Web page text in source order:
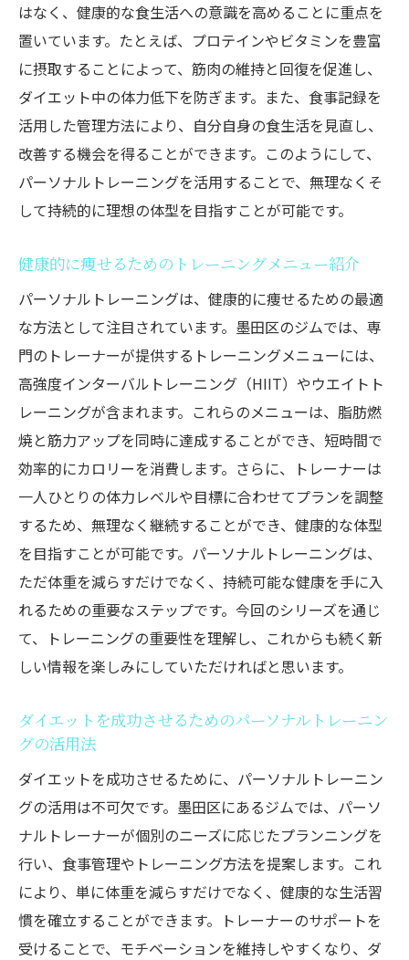
はなく、健康的な食生活への意識を高めることに重点を
置いています。たとえば、プロテインやビタミンを豊富
に摂取することによって、筋肉の維持と回復を促進し、
ダイエット中の体力低下を防ぎます。また、食事記録を
活用した管理方法により、自分自身の食生活を見直し、
改善する機会を得ることができます。このようにして、
パーソナルトレーニングを活用することで、無理なくそ
して持続的に理想の体型を目指すことが可能です。
健康的に痩せるためのトレーニングメニュー紹介
パーソナルトレーニングは、健康的に痩せるための最適
な方法として注目されています。墨田区のジムでは、専
門のトレーナーが提供するトレーニングメニューには、
高強度インターバルトレーニング（HIIT）やウエイトト
レーニングが含まれます。これらのメニューは、脂肪燃
焼と筋力アップを同時に達成することができ、短時間で
効率的にカロリーを消費します。さらに、トレーナーは
一人ひとりの体力レベルや目標に合わせてプランを調整
するため、無理なく継続することができ、健康的な体型
を目指すことが可能です。パーソナルトレーニングは、
ただ体重を減らすだけでなく、持続可能な健康を手に入
れるための重要なステップです。今回のシリーズを通じ
て、トレーニングの重要性を理解し、これからも続く新
しい情報を楽しみにしていただければと思います。
ダイエットを成功させるためのパーソナルトレーニン
グの活用法
ダイエットを成功させるために、パーソナルトレーニン
グの活用は不可欠です。墨田区にあるジムでは、パーソ
ナルトレーナーが個別のニーズに応じたプランニングを
行い、食事管理やトレーニング方法を提案します。これ
により、単に体重を減らすだけでなく、健康的な生活習
慣を確立することができます。トレーナーのサポートを
受けることで、モチベーションを維持しやすくなり、ダ